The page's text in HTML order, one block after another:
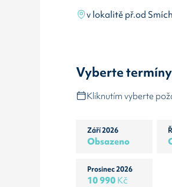
v lokalitě př.od
Vyberte
Kliknutím vyberte
Září 2026
Obsazeno
Prosinec 2026
10 990Kč